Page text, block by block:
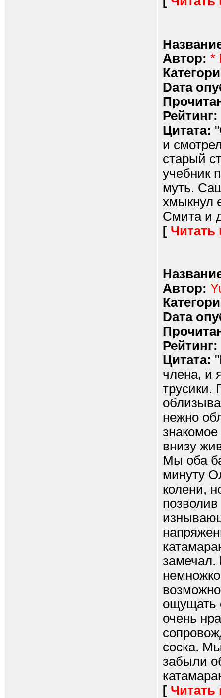
Автор: *
Dата
Рейтинг:
Цитата:
и
старый
учебник
муть.
хмыкнул
Смита и
[ Читать
Автор:
Dата
Рейтинг:
Цитата:
члена, и
трусики.
нежно
внизу
Мы оба
минуту
колени,
ощущать
очень
соска.
забыли
[ Читать